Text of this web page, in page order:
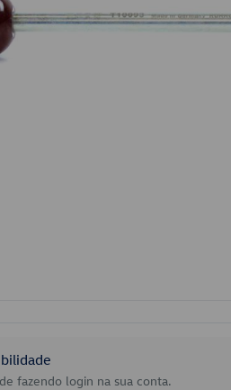
fazendo login na sua conta.